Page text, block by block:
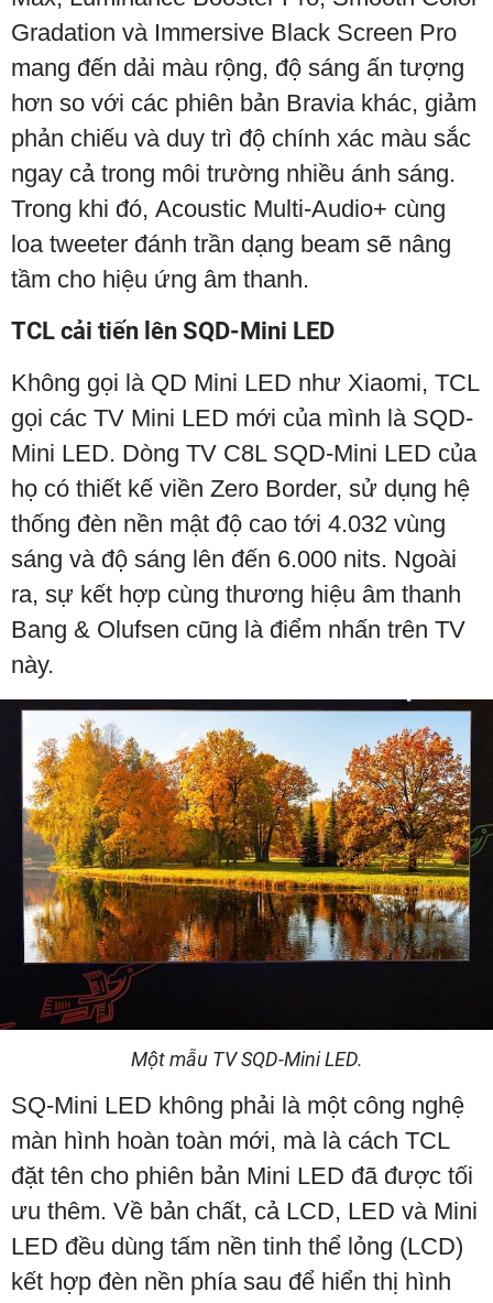
Gradation và Immersive Black Screen Pro
mang đến dải màu rộng, độ sáng ấn tượng
hơn so với các phiên bản Bravia khác, giảm
phản chiếu và duy trì độ chính xác màu sắc
ngay cả trong môi trường nhiều ánh sáng.
Trong khi đó, Acoustic Multi-Audio+ cùng
loa tweeter đánh trần dạng beam sẽ nâng
tầm cho hiệu ứng âm thanh.
TCL cải tiến lên SQD-Mini LED
Không gọi là QD Mini LED như Xiaomi, TCL
gọi các TV Mini LED mới của mình là SQD-
Mini LED. Dòng TV C8L SQD-Mini LED của
họ có thiết kế viền Zero Border, sử dụng hệ
thống đèn nền mật độ cao tới 4.032 vùng
sáng và độ sáng lên đến 6.000 nits. Ngoài
ra, sự kết hợp cùng thương hiệu âm thanh
Bang & Olufsen cũng là điểm nhấn trên TV
này.
Một mẫu TV SQD-Mini LED.
SQ-Mini LED không phải là một công nghệ
màn hình hoàn toàn mới, mà là cách TCL
đặt tên cho phiên bản Mini LED đã được tối
ưu thêm. Về bản chất, cả LCD, LED và Mini
LED đều dùng tấm nền tinh thể lỏng (LCD)
kết hợp đèn nền phía sau để hiển thị hình